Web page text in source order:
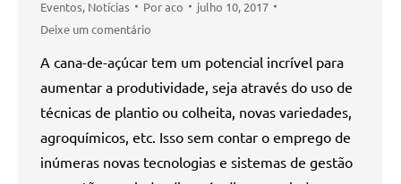
Eventos, Notícias Poraco
julho 10, 2017
Deixe um comentário
A cana-de-açúcar tem um potencial incrível para
aumentar a produtividade, seja através do uso de
técnicas de plantio ou colheita, novas variedades,
agroquímicos, etc. Isso sem contar o emprego de
inúmeras novas tecnologias e sistemas de gestão